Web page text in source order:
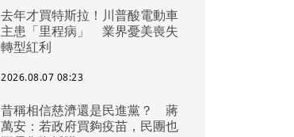
去年才買特斯拉！川普酸電動車
主患「里程病」 業界憂美喪失
轉型紅利
2026.08.07 08:23
昔稱相信慈濟還是民進黨？ 蔣
萬安：若政府買夠疫苗，民團也